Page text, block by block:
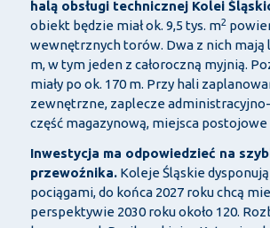
halą obsługi technicznej Kolei
obiekt będzie miał ok. 9,5 tys. m2
wewnętrznych torów. Dwa z nich mają
m, w tym jeden z całoroczną myjnią.
miały po ok. 170 m. Przy hali
zewnętrzne, zaplecze
część magazynową, miejsca postojowe
Inwestycja ma odpowiedzieć na
przewoźnika.Koleje Śląskie
pociągami, do końca 2027 roku chcą
perspektywie 2030 roku około 120.